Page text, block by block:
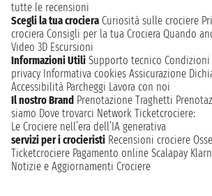
tutte le recensioni
Scegli la tua crociera Curiosità sulle crociere
crociera Consigli per la tua Crociera Quando
Video 3D Escursioni
Informazioni Utili Supporto tecnico Condizioni
privacy Informativa cookies Assicurazione
Accessibilità Parcheggi Lavora con noi
Il nostro Brand Prenotazione Traghetti
siamo Dove trovarci Network Ticketcrociere:
Le Crociere nell’era dell’IA generativa
servizi per i crocieristi Recensioni crociere
Ticketcrociere Pagamento online Scalapay
Notizie e Aggiornamenti Crociere